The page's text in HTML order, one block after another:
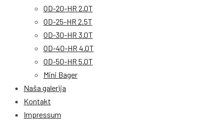
OD-20-HR 2.0T
OD-25-HR 2.5T
OD-30-HR 3.0T
OD-40-HR 4.0T
OD-50-HR 5.0T
Mini Bager
Naša galerija
Kontakt
Impressum